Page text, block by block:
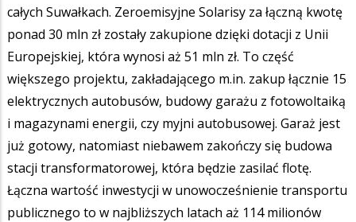
całych Suwałkach. Zeroemisyjne Solarisy za łączną kwotę
ponad 30 mln zł zostały zakupione dzięki dotacji z Unii
Europejskiej, która wynosi aż 51 mln zł. To część
większego projektu, zakładającego m.in. zakup łącznie 15
elektrycznych autobusów, budowy garażu z fotowoltaiką
i magazynami energii, czy myjni autobusowej. Garaż jest
już gotowy, natomiast niebawem zakończy się budowa
stacji transformatorowej, która będzie zasilać flotę.
Łączna wartość inwestycji w unowocześnienie transportu
publicznego to w najbliższych latach aż 114 milionów